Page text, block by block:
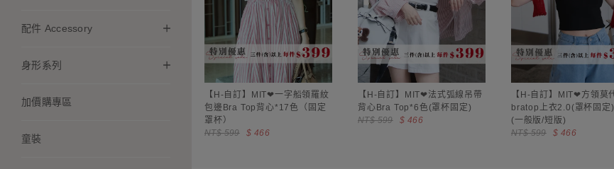
配件 Accessory
身形系列
加價購專區
童裝
NT$ 488
【H-自訂】MIT❤一字船領羅紋
包邊Bra Top背心*17色（固定
罩杯）
NT$ 599
$ 466
【H-自訂】MIT❤法式弧線吊帶
背心Bra Top*6色(罩杯固定)
NT$ 599
$ 466
【H-自訂】MIT❤方領莫
bratop上衣2.0(罩杯固定
(一般版/短版)
NT$ 599
$ 466